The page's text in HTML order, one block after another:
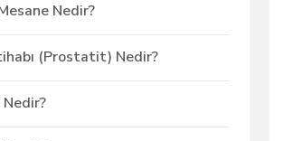
Nedir?
(Prostatit) Nedir?